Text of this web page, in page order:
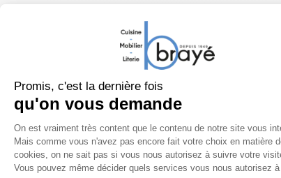
En somme, les cuisines sur-mesure sont une option
fonctionnelle et esthétiquement remarquable. Avec
personnalisée et une qualité de fabrication supérieure,
l'élégance et du raffinement dans l'aménagement de
Personnalisé votre cuisine
La personnalisation de votre cuisine est un excellent
votre style, à vos besoins et à vos préférences. Lorsque
possibilité de choisir chaque élément, des matériaux
électroménagers et les accessoires. Voici quelques
cuisine est avantageuse :